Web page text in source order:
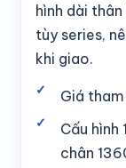
hình dài
tùy series,
khi giao.
Giá
Cấu hình
chân